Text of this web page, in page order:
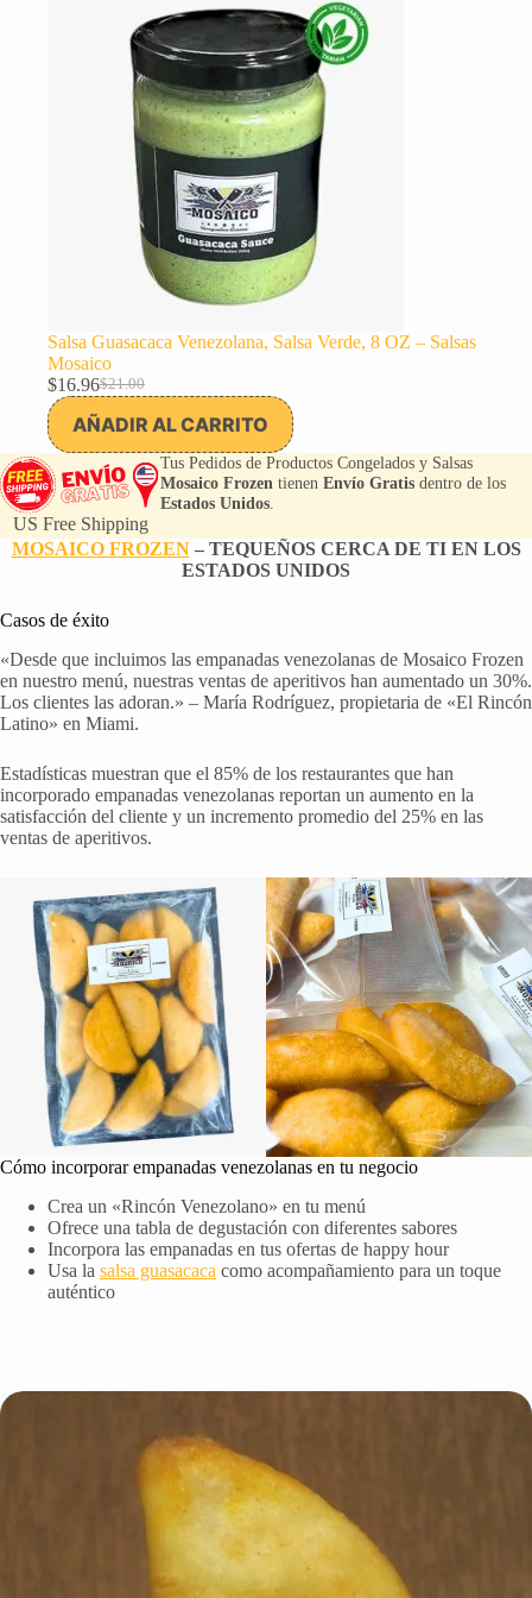
Salsa Guasacaca Venezolana, Salsa Verde, 8 OZ – Salsas
Mosaico
$21.00
El
precio
original
era:
$21.00.
$16.96El
precio
actual
es:
$16.96.
AÑADIR AL CARRITO
US Free Shipping
Tus Pedidos de Productos Congelados y Salsas
Mosaico Frozen tienenEnvío Gratis dentro de los
Estados Unidos
MOSAICO FROZEN– TEQUEÑOS CERCA DE TI EN LOS
ESTADOS UNIDOS
Casos de éxito
«Desde que incluimos las empanadas venezolanas de Mosaico Frozen
en nuestro menú, nuestras ventas de aperitivos han aumentado un 30%.
Los clientes las adoran.» – María Rodríguez, propietaria de «El Rincón
Latino» en Miami.
Estadísticas muestran que el 85% de los restaurantes que han
incorporado empanadas venezolanas reportan un aumento en la
satisfacción del cliente y un incremento promedio del 25% en las
ventas de aperitivos.
Cómo incorporar empanadas venezolanas en tu negocio
Crea un «Rincón Venezolano» en tu menú
Ofrece una tabla de degustación con diferentes sabores
Incorpora las empanadas en tus ofertas de happy hour
Usa la salsa guasacaca como acompañamiento para un toque
auténtico